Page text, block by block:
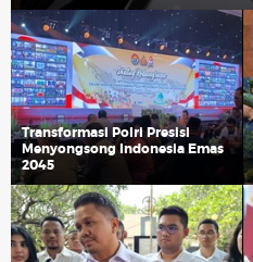
Transformasi Polri Presisi
Menyongsong Indonesia Emas
2045